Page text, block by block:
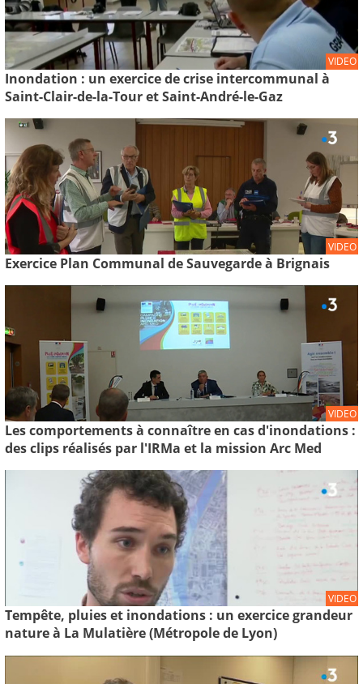
VIDEO
Inondation : un exercice de crise intercommunal à
Saint-Clair-de-la-Tour et Saint-André-le-Gaz
VIDEO
Exercice Plan Communal de Sauvegarde à Brignais
VIDEO
Les comportements à connaître en cas d'inondations :
des clips réalisés par l'IRMa et la mission Arc Med
VIDEO
Tempête, pluies et inondations : un exercice grandeur
nature à La Mulatière (Métropole de Lyon)